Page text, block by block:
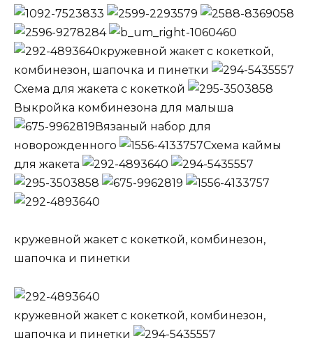
кружевной жакет с кокеткой,
комбинезон, шапочка и пинетки
Схема для жакета с кокеткой
Выкройка комбинезона для малыша
Вязаный набор для
новорожденного
Схема каймы
для жакета
кружевной жакет с кокеткой, комбинезон,
шапочка и пинетки
кружевной жакет с кокеткой, комбинезон,
шапочка и пинетки